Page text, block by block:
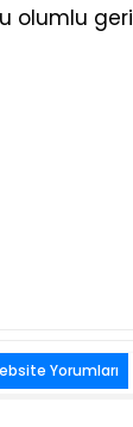
olumlu geri
Yorumları